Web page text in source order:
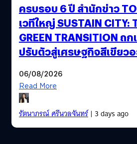
ครบรอบ 6 ปี สำนักข่าว
เวทีใหญ่ SUSTAIN CITY:
GREEN TRANSITION ถ
ปรับตัวสู่เศรษฐกิจสีเขียว
06/08/2026
Read More
รัตนาภรณ์ ศรีนวลจันทร์| 3 days ago